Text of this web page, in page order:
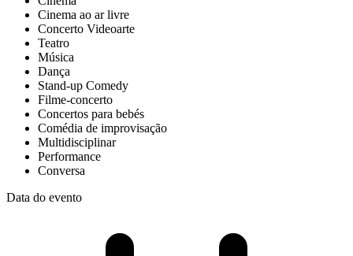
Cinema ao ar livre
Concerto Videoarte
Teatro
Música
Dança
Stand-up Comedy
Filme-concerto
Concertos para bebés
Comédia de improvisação
Multidisciplinar
Performance
Conversa
Data do evento